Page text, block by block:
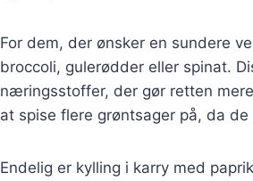
For dem, der ønsker en sundere
broccoli, gulerødder eller spinat.
næringsstoffer, der gør retten
at spise flere grøntsager på, da
Endelig er kylling i karry med